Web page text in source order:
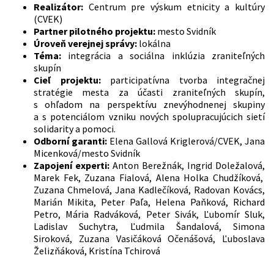
Realizátor: Centrum pre výskum etnicity a kultúry
(CVEK)
Partner pilotného projektu: mesto Svidník
Úroveň verejnej správy: lokálna
Téma: integrácia a sociálna inklúzia zraniteľných
skupín
Cieľ projektu:participatívna tvorba integračnej
stratégie mesta za účasti zraniteľných skupín,
s ohľadom na perspektívu znevýhodnenej skupiny
a s potenciálom vzniku nových spolupracujúcich sietí
solidarity a pomoci.
Odborní garanti: Elena Gallová Kriglerová/CVEK, Jana
Micenková/mesto Svidník
Zapojení experti: Anton Berežnák, Ingrid Doležalová,
Marek Fek, Zuzana Fialová, Alena Holka Chudžíková,
Zuzana Chmelová, Jana Kadlečíková, Radovan Kovács,
Marián Mikita, Peter Paľa, Helena Paňková, Richard
Petro, Mária Radváková, Peter Sivák, Ľubomír Sluk,
Ladislav Suchytra, Ľudmila Šandalová, Simona
Siroková, Zuzana Vasičáková Očenášová, Ľuboslava
Želizňáková, Kristína Tchirová